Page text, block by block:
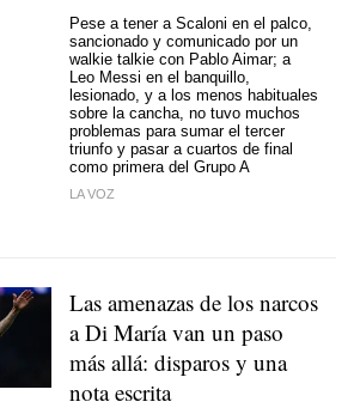
Pese a tener a Scaloni en el palco,
sancionado y comunicado por un
walkie talkie con Pablo Aimar; a
Leo Messi en el banquillo,
lesionado, y a los menos habituales
sobre la cancha, no tuvo muchos
problemas para sumar el tercer
triunfo y pasar a cuartos de final
como primera del Grupo A
LA VOZ
Las amenazas de los narcos
a Di María van un paso
más allá: disparos y una
nota escrita